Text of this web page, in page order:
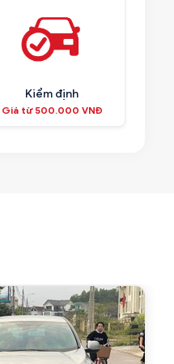
Kiểm định
Giá từ 500.000 VNĐ